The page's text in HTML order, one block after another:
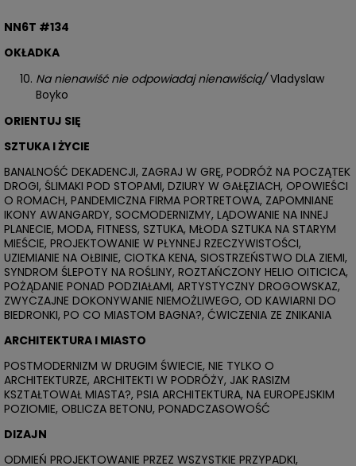
NN6T #134
OKŁADKA
Na nienawiść nie odpowiadaj nienawiścią/Vladyslaw
Boyko
ORIENTUJ SIĘ
SZTUKA I ŻYCIE
BANALNOŚĆ DEKADENCJI, ZAGRAJ W GRĘ, PODRÓŻ NA POCZĄTEK
DROGI, ŚLIMAKI POD STOPAMI, DZIURY W GAŁĘZIACH, OPOWIEŚCI
O ROMACH, PANDEMICZNA FIRMA PORTRETOWA, ZAPOMNIANE
IKONY AWANGARDY, SOCMODERNIZMY, LĄDOWANIE NA INNEJ
PLANECIE, MODA, FITNESS, SZTUKA, MŁODA SZTUKA NA STARYM
MIEŚCIE, PROJEKTOWANIE W PŁYNNEJ RZECZYWISTOŚCI,
UZIEMIANIE NA OŁBINIE, CIOTKA KENA, SIOSTRZEŃSTWO DLA ZIEMI,
SYNDROM ŚLEPOTY NA ROŚLINY, ROZTAŃCZONY HELIO OITICICA,
POŻĄDANIE PONAD PODZIAŁAMI, ARTYSTYCZNY DROGOWSKAZ,
ZWYCZAJNE DOKONYWANIE NIEMOŻLIWEGO, OD KAWIARNI DO
BIEDRONKI, PO CO MIASTOM BAGNA?, ĆWICZENIA ZE ZNIKANIA
ARCHITEKTURA I MIASTO
POSTMODERNIZM W DRUGIM ŚWIECIE, NIE TYLKO O
ARCHITEKTURZE, ARCHITEKTI W PODRÓŻY, JAK RASIZM
KSZTAŁTOWAŁ MIASTA?, PSIA ARCHITEKTURA, NA EUROPEJSKIM
POZIOMIE, OBLICZA BETONU, PONADCZASOWOŚĆ
DIZAJN
ODMIEŃ PROJEKTOWANIE PRZEZ WSZYSTKIE PRZYPADKI,